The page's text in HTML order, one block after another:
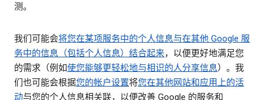
测。
我们可能会将您在某项服务中的个人信息与在其他 Google 服
务中的信息（包括个人信息）结合起来，以便更好地满足您
的需求（例如使您能够更轻松地与相识的人分享信息）。我
们也可能会根据您的帐户设置将您在其他网站和应用上的活
动与您的个人信息相关联，以便改善 Google 的服务和